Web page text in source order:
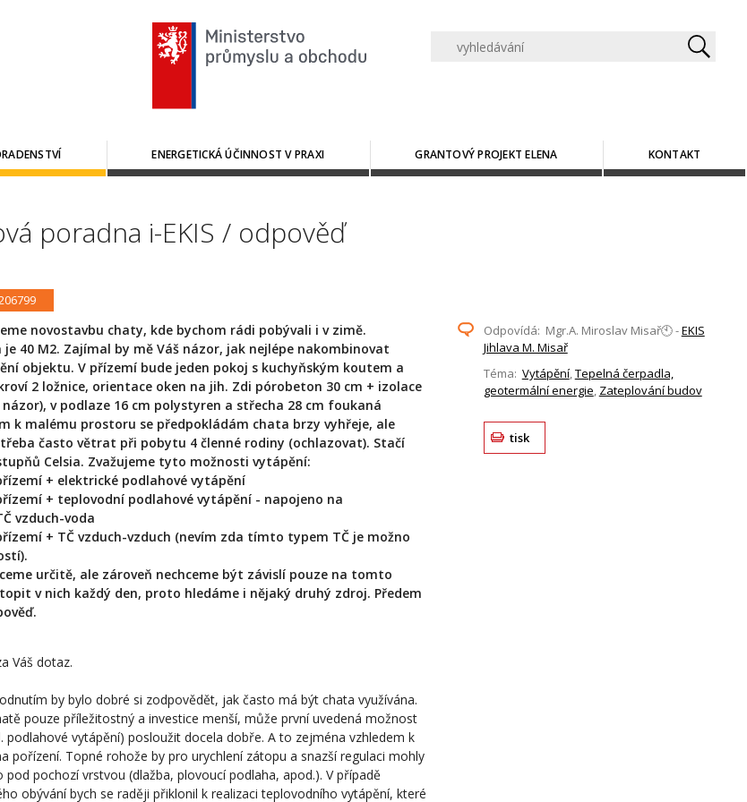
ENERGETICKÁ ÚČINNOST V PRAXI GRANTOVÝ PROJEKT ELENA KONTAKT
poradna i-EKIS / odpověď
novostavbu chaty, kde bychom rádi pobývali i v zimě.
je 40 M2. Zajímal by mě Váš názor, jak nejlépe nakombinovat
objektu. V přízemí bude jeden pokoj s kuchyňským koutem a
2 ložnice, orientace oken na jih. Zdi pórobeton 30 cm + izolace
názor), v podlaze 16 cm polystyren a střecha 28 cm foukaná
k malému prostoru se předpokládám chata brzy vyhřeje, ale
často větrat při pobytu 4 členné rodiny (ochlazovat). Stačí
Celsia. Zvažujeme tyto možnosti vytápění:
+ elektrické podlahové vytápění
+ teplovodní podlahové vytápění - napojeno na
vzduch-voda
+ TČ vzduch-vzduch (nevím zda tímto typem TČ je možno
určitě, ale zároveň nechceme být závislí pouze na tomto
v nich každý den, proto hledáme i nějaký druhý zdroj. Předem
Váš dotaz.
by bylo dobré si zodpovědět, jak často má být chata využívána.
pouze příležitostný a investice menší, může první uvedená možnost
podlahové vytápění) posloužit docela dobře. A to zejména vzhledem k
pořízení. Topné rohože by pro urychlení zátopu a snazší regulaci mohly
pochozí vrstvou (dlažba, plovoucí podlaha, apod.). V případě
obývání bych se raději přiklonil k realizaci teplovodního vytápění, které
Odpovídá: Mgr.A. Miroslav Misař🕙 -EKIS
Jihlava M. Misař
Téma: Vytápění, Tepelná čerpadla,
geotermální energie Zateplování budov
tisk